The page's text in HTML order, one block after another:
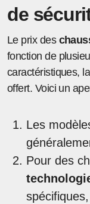
de
Le prix des
fonction de
caractéristiques,
offert. Voici un
Les
Pour des